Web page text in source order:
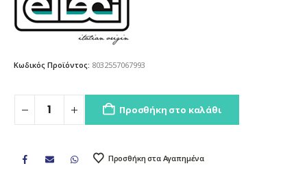
Κωδικός Προϊόντος: 8032557067993
Προσθήκη στο καλάθι
Προσθήκη στα Αγαπημένα